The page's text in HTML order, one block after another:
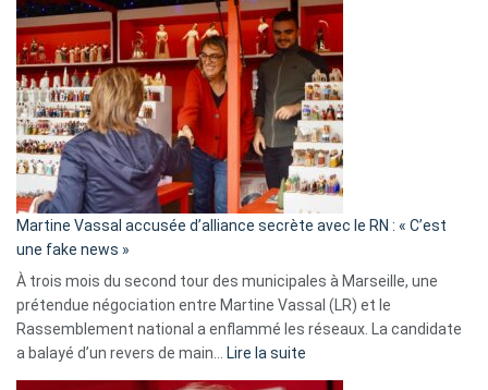
Algérie
Martine Vassal accusée d’alliance secrète avec le RN : « C’est
une fake news »
À trois mois du second tour des municipales à Marseille, une
prétendue négociation entre Martine Vassal (LR) et le
Rassemblement national a enflammé les réseaux. La candidate
a balayé d’un revers de main… Lire la suite